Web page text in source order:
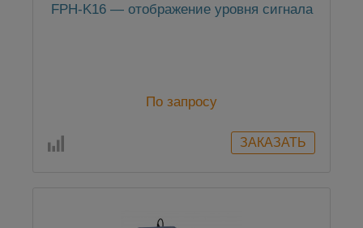
FPH-K16 — отображение уровня сигнала
По запросу